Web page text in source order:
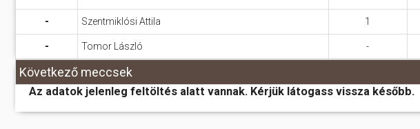
- Szentmiklósi Attila 1
- Tomor László -
Következő meccsek
Az adatok jelenleg feltöltés alatt vannak. Kérjük látogass vissza később.